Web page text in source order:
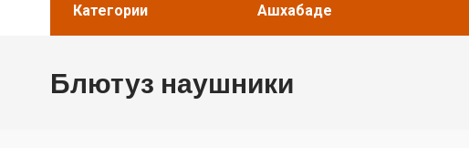
Категории
Ашхабаде
Блютуз наушники